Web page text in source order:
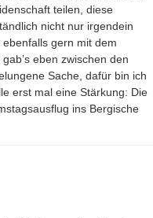
teilen, diese
nicht nur irgendein
gern mit dem
eben zwischen den
Sache, dafür bin ich
erst mal eine Stärkung: Die
ins Bergische